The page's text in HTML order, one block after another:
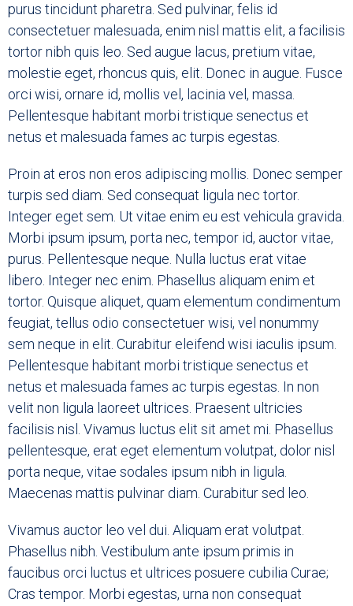
purus tincidunt pharetra. Sed pulvinar, felis id
consectetuer malesuada, enim nisl mattis elit, a facilisis
tortor nibh quis leo. Sed augue lacus, pretium vitae,
molestie eget, rhoncus quis, elit. Donec in augue. Fusce
orci wisi, ornare id, mollis vel, lacinia vel, massa.
Pellentesque habitant morbi tristique senectus et
netus et malesuada fames ac turpis egestas.
Proin at eros non eros adipiscing mollis. Donec semper
turpis sed diam. Sed consequat ligula nec tortor.
Integer eget sem. Ut vitae enim eu est vehicula gravida.
Morbi ipsum ipsum, porta nec, tempor id, auctor vitae,
purus. Pellentesque neque. Nulla luctus erat vitae
libero. Integer nec enim. Phasellus aliquam enim et
tortor. Quisque aliquet, quam elementum condimentum
feugiat, tellus odio consectetuer wisi, vel nonummy
sem neque in elit. Curabitur eleifend wisi iaculis ipsum.
Pellentesque habitant morbi tristique senectus et
netus et malesuada fames ac turpis egestas. In non
velit non ligula laoreet ultrices. Praesent ultricies
facilisis nisl. Vivamus luctus elit sit amet mi. Phasellus
pellentesque, erat eget elementum volutpat, dolor nisl
porta neque, vitae sodales ipsum nibh in ligula.
Maecenas mattis pulvinar diam. Curabitur sed leo.
Vivamus auctor leo vel dui. Aliquam erat volutpat.
Phasellus nibh. Vestibulum ante ipsum primis in
faucibus orci luctus et ultrices posuere cubilia Curae;
Cras tempor. Morbi egestas, urna non consequat